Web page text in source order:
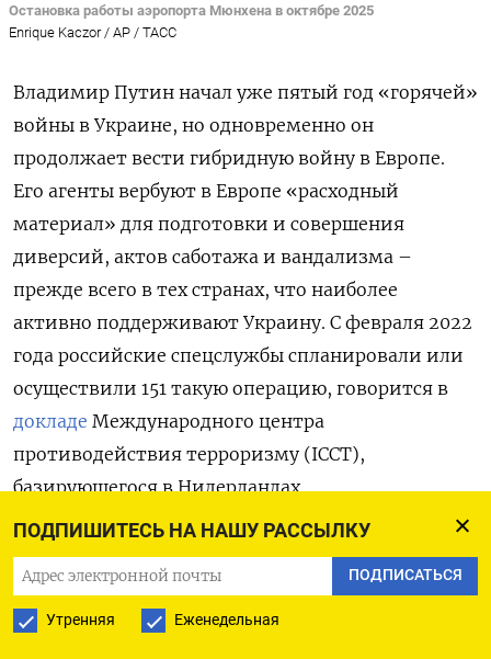
ПОДПИШИТЕСЬ НА НАШУ РАССЫЛКУ
ПОДПИСАТЬСЯ
Утренняя Еженедельная
Остановка работы аэропорта Мюнхена в октябре 2025
Enrique Kaczor / AP / ТАСС
Владимир Путин начал уже пятый год «горячей»
войны в Украине, но одновременно он
продолжает вести гибридную войну в Европе.
Его агенты вербуют в Европе «расходный
материал» для подготовки и совершения
диверсий, актов саботажа и вандализма –
прежде всего в тех странах, что наиболее
активно поддерживают Украину. С февраля 2022
года российские спецслужбы спланировали или
осуществили 151 такую операцию, говорится в
докладе Международного центра
противодействия терроризму (ICCT),
базирующегося в Нидерландах.
Это те случаи, в которых благодаря
завершившимся расследованиям или
появившимся доказательствам можно с